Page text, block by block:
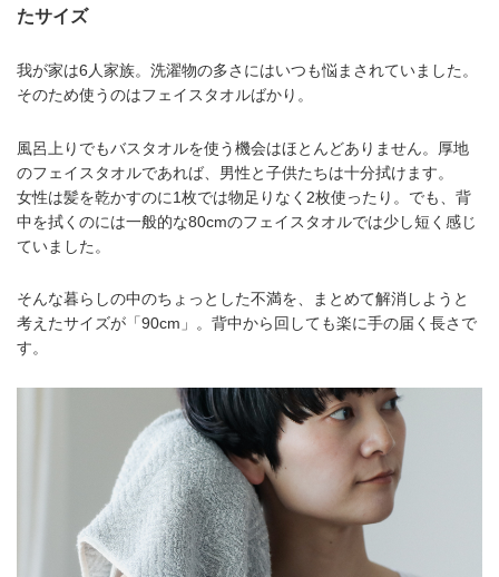
たサイズ
我が家は6人家族。洗濯物の多さにはいつも悩まされていました。
そのため使うのはフェイスタオルばかり。
風呂上りでもバスタオルを使う機会はほとんどありません。厚地
のフェイスタオルであれば、男性と子供たちは十分拭けます。
女性は髪を乾かすのに1枚では物足りなく2枚使ったり。でも、背
中を拭くのには一般的な80cmのフェイスタオルでは少し短く感じ
ていました。
そんな暮らしの中のちょっとした不満を、まとめて解消しようと
考えたサイズが「90cm」。背中から回しても楽に手の届く長さで
す。